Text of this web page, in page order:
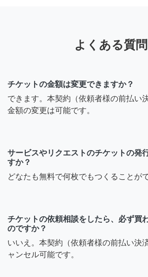
よくある質問
チケットの金額は変更できますか？
できます。本契約（依頼者様の前払い
金額の変更は可能です。
サービスやリクエストのチケットの発
すか？
どなたも無料で何枚でもつくることが
チケットの依頼相談をしたら、必ず買
のですか？
いいえ。本契約（依頼者様の前払い決
ャンセル可能です。